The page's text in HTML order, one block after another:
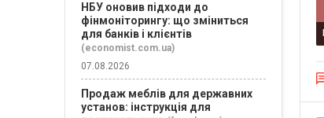
НБУ оновив підходи до
фінмоніторингу: що зміниться
для банків і клієнтів
(economist.com.ua)
07.08.2026
Продаж меблів для державних
установ: інструкція для